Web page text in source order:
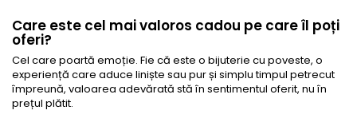
Care este cel mai valoros cadou pe care îl poți
oferi?
Cel care poartă emoție. Fie că este o bijuterie cu poveste, o
experiență care aduce liniște sau pur și simplu timpul petrecut
împreună, valoarea adevărată stă în sentimentul oferit, nu în
prețul plătit.